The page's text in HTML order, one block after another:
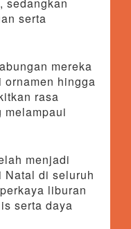
serta
mereka
hingga
rasa
melampaui
menjadi
di seluruh
liburan
serta daya